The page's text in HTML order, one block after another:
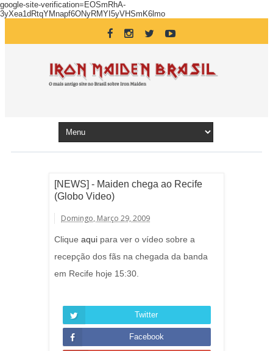
google-site-verification=EOSmRhA-
3yXea1dRtqYMnapf6ONyRMYI5yVHSmK6lmo
[NEWS] - Maiden chega ao Recife
(Globo Video)
Domingo, Março 29, 2009
Clique aqui para ver o vídeo sobre a
recepção dos fãs na chegada da banda
em Recife hoje 15:30.
Twitter
Facebook